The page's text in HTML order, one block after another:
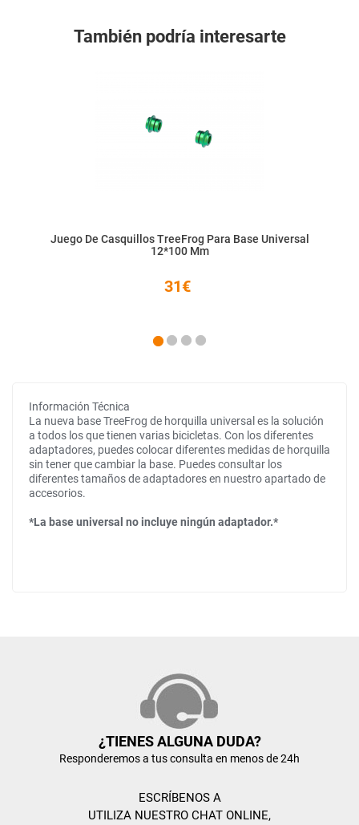
También podría interesarte
Juego De Casquillos TreeFrog Para Base Universal
12*100 Mm
31€
Información Técnica
La nueva base TreeFrog de horquilla universal es la solución
a todos los que tienen varias bicicletas. Con los diferentes
adaptadores, puedes colocar diferentes medidas de horquilla
sin tener que cambiar la base. Puedes consultar los
diferentes tamaños de adaptadores en nuestro apartado de
accesorios.
*La base universal no incluye ningún adaptador.*
¿TIENES ALGUNA DUDA?
Responderemos a tus consulta en menos de 24h
ESCRÍBENOS A
UTILIZA NUESTRO CHAT ONLINE,